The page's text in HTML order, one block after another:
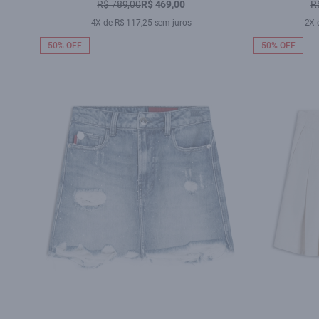
R$ 789,00R$ 469,00
4X de R$ 117,25 sem juros 2X
50% OFF 50% OFF